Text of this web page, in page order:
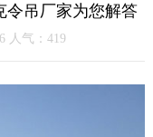
令吊厂家为您解答
人气：419